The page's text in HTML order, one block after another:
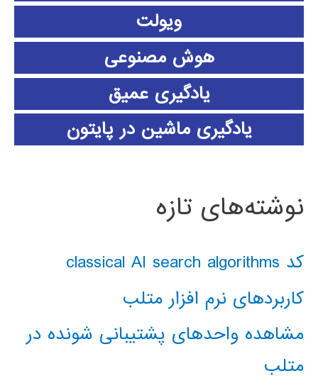
ویولت
هوش مصنوعی
یادگیری عمیق
یادگیری ماشین در پایتون
نوشته‌های تازه
کد classical AI search algorithms
کاربردهای نرم افزار متلب
مشاهده واحدهای پشتیبانی شونده در
متلب